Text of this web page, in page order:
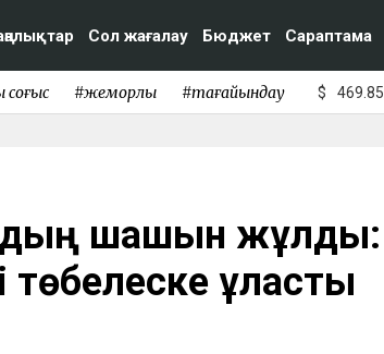
Сол жағалау Бюджет Сараптама
соғыс #жемқорлық #тағайындау $ 469.85
шашын жұлды:
төбелеске ұласты